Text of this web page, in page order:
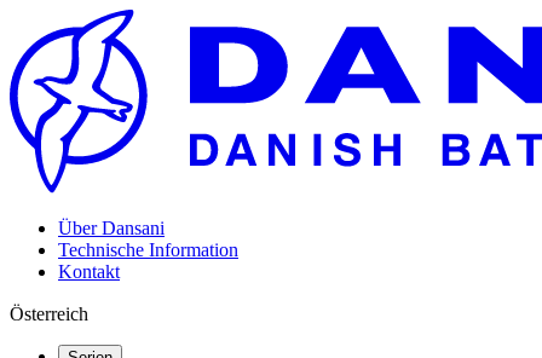
Über Dansani
Technische Information
Kontakt
Österreich